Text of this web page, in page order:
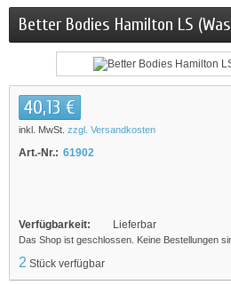
Better Bodies Hamilton LS
40,13 €
inkl. MwSt. zzgl. Versandkosten
Art.-Nr.: 61902
Verfügbarkeit: Lieferbar
Das Shop ist geschlossen. Keine Bestellungen
2 Stück verfügbar